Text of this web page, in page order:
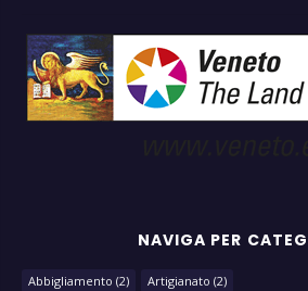
NAVIGA PER
Abbigliamento (2) Artigianato (2)